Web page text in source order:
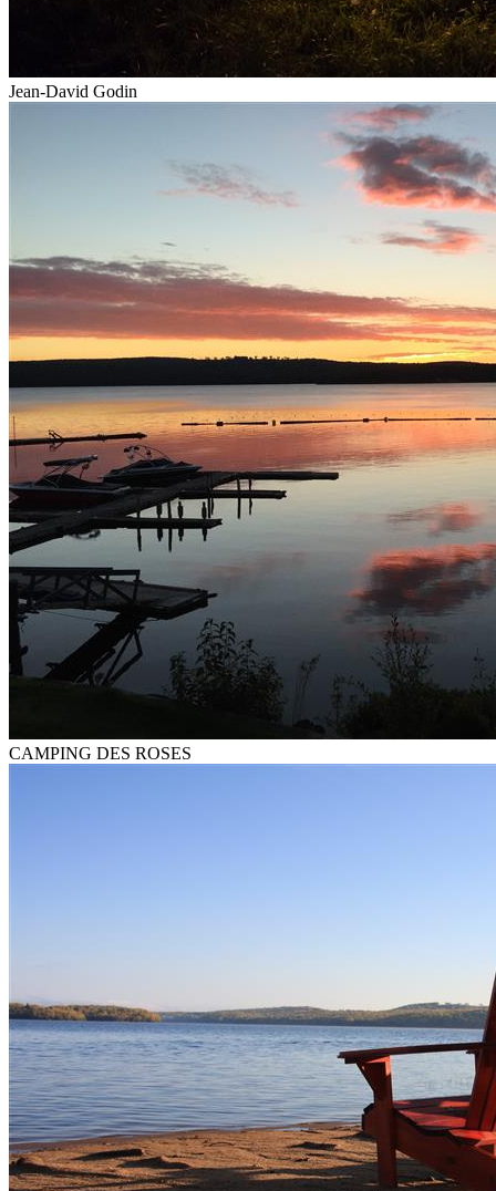
Jean-David Godin
CAMPING DES ROSES